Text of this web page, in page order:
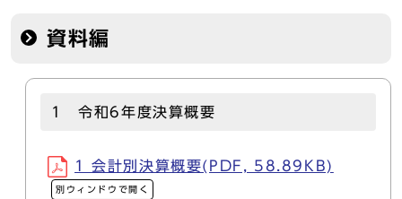
資料編
1 令和6年度決算概要
1 会計別決算概要(PDF, 58.89KB)
別ウィンドウで開く